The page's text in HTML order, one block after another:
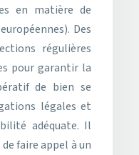
en matière de
Des
régulières
pour garantir la
de bien se
légales et
adéquate. Il
faire appel à un